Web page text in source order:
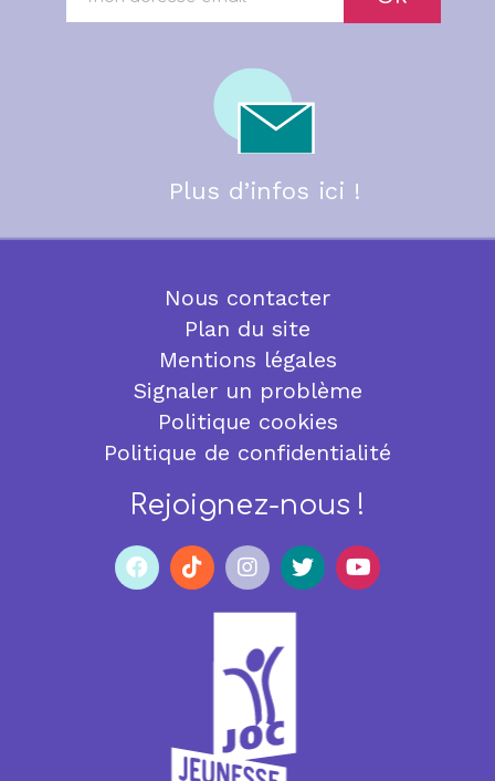
Plus d’infos ici !
Nous contacter
Plan du site
Mentions légales
Signaler un problème
Politique cookies
Politique de confidentialité
Rejoignez-nous !